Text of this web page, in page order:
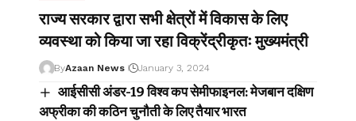
राज्य सरकार द्वारा सभी क्षेत्रों में विकास के लिए
व्यवस्था को किया जा रहा विक्रेंद्रीकृतः मुख्यमंत्री
ByAzaan News January 3, 2024
आईसीसी अंडर-19 विश्व कप सेमीफाइनल: मेजबान दक्षिण
अफ्रीका की कठिन चुनौती के लिए तैयार भारत